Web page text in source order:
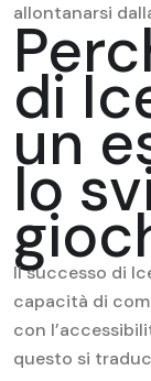
allontanarsi
di
un
lo
Il successo di
capacità di
con
questo si